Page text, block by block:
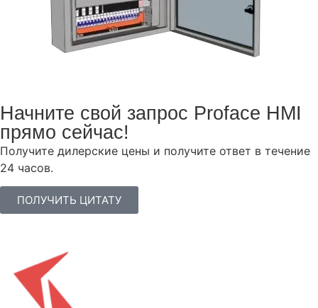
Начните свой запрос Proface HMI
прямо сейчас!
Получите дилерские цены и получите ответ в течение
24 часов.
ПОЛУЧИТЬ ЦИТАТУ